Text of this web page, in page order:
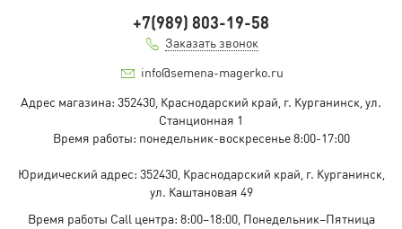
+7(989) 803-19-58
Заказать звонок
info@semena-magerko.ru
Адрес магазина: 352430, Краснодарский край, г. Курганинск, ул.
Станционная 1
Время работы: понедельник-воскресенье 8:00-17:00
Юридический адрес: 352430, Краснодарский край, г. Курганинск,
ул. Каштановая 49
Время работы Call центра: 8:00–18:00, Понедельник–Пятница